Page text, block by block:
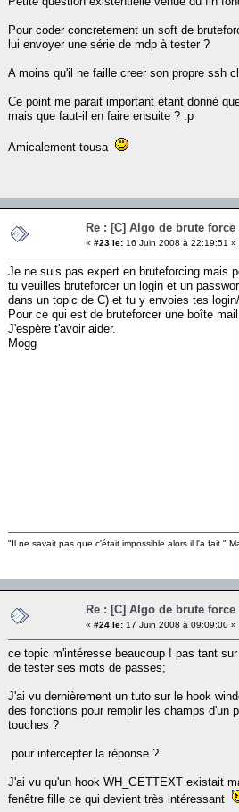
Pour coder concretement un soft de
lui envoyer une série de mdp à tester ?
A moins qu'il ne faille creer son propre ssh
Ce point me parait important étant donné
mais que faut-il en faire ensuite ? :p
Amicalement tousa
Re : [C] Algo de brute force
« #23 le: 16 Juin 2008 à 22:19:51 »
Je ne suis pas expert en bruteforcing mais
tu veuilles bruteforcer un login et un
dans un topic de C) et tu y envoies tes
Pour ce qui est de bruteforcer une boîte
J'espère t'avoir aider.
Mogg
"Il ne savait pas que c'était impossible alors il l'a fait."
Re : [C] Algo de brute force
« #24 le: 17 Juin 2008 à 09:09:00 »
ce topic m'intéresse beaucoup ! pas tant
de tester ses mots de passes;
J'ai vu dernièrement un tuto sur le hook
des fonctions pour remplir les champs d'un
touches ?
pour intercepter la réponse ?
J'ai vu qu'un hook WH_GETTEXT existait
fenêtre fille ce qui devient très intéressant